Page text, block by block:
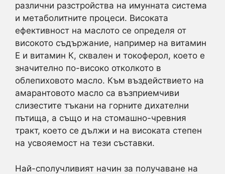
различни разстройства на имунната система
и метаболитните процеси. Високата
ефективност на маслото се определя от
високото съдържание, например на витамин
Е и витамин К, сквален и токоферол, което е
значително по-високо отколкото в
облепиховото масло. Към въздействието на
амарантовото масло са възприемчиви
слизестите тъкани на горните дихателни
пътища, а също и на стомашно-чревния
тракт, което се дължи и на високата степен
на усвояемост на тези съставки.
Най-сполучливият начин за получаване на